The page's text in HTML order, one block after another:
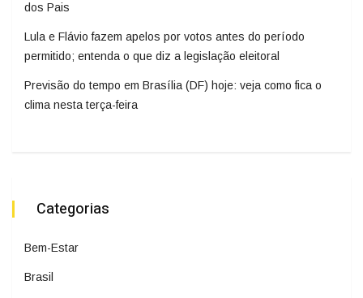
dos Pais
Lula e Flávio fazem apelos por votos antes do período
permitido; entenda o que diz a legislação eleitoral
Previsão do tempo em Brasília (DF) hoje: veja como fica o
clima nesta terça-feira
Categorias
Bem-Estar
Brasil